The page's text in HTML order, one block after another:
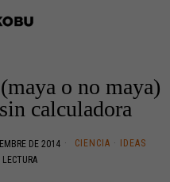
o no maya)
calculadora
DE 2014 CIENCIA ·
IDEAS